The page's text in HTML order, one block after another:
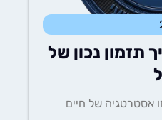
נכון של
של חיים